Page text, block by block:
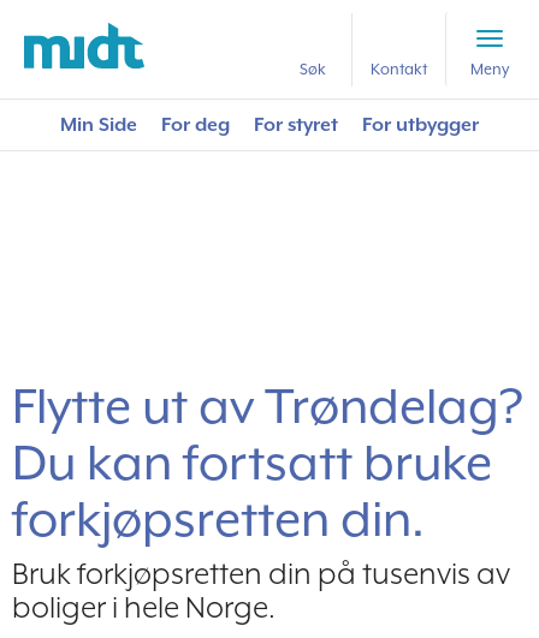
Søk Kontakt Meny
Min Side For deg For styret For utbygger
Forside
Nyttig lesestoff
Flytte ut av Trøndelag? Du kan fortsatt bruke
Flytte ut av Trøndelag?
Du kan fortsatt bruke
forkjøpsretten din.
Bruk forkjøpsretten din på tusenvis av
boliger i hele Norge.